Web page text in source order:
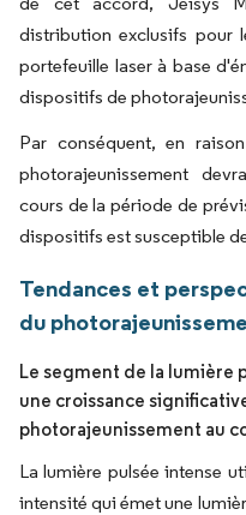
distribution exclusifs pour
portefeuille laser à base
dispositifs de
Par conséquent, en
photorajeunissement
cours de la période de
dispositifs est susceptible
Tendances et
du
Le segment de la lumière
une croissance
photorajeunissement au
La lumière pulsée intense
intensité qui émet une